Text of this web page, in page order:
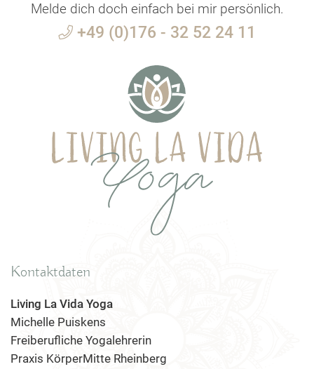
Melde dich doch einfach bei mir persönlich.
+49 (0)176 - 32 52 24 11
Kontaktdaten
Living La Vida Yoga
Michelle Puiskens
Freiberufliche Yogalehrerin
Praxis KörperMitte Rheinberg